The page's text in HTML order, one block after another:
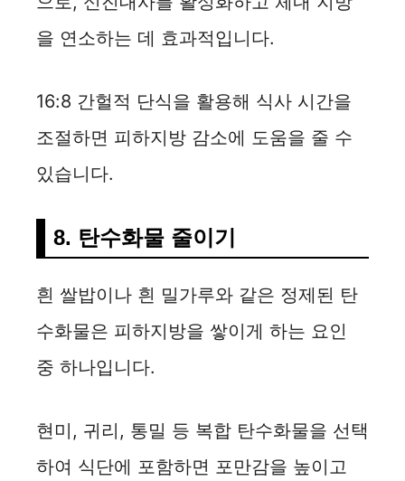
을 연소하는 데 효과적입니다.
16:8 간헐적 단식을 활용해 식사 시간을
조절하면 피하지방 감소에 도움을 줄 수
있습니다.
8. 탄수화물 줄이기
흰 쌀밥이나 흰 밀가루와 같은 정제된 탄
수화물은 피하지방을 쌓이게 하는 요인
중 하나입니다.
현미, 귀리, 통밀 등 복합 탄수화물을 선택
하여 식단에 포함하면 포만감을 높이고